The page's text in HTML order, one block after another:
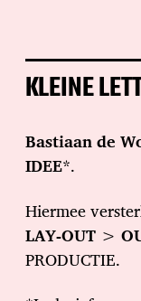
KLEINE
Bastiaan de
IDEE*.
Hiermee
LAY-OUT>
PRODUCTIE.